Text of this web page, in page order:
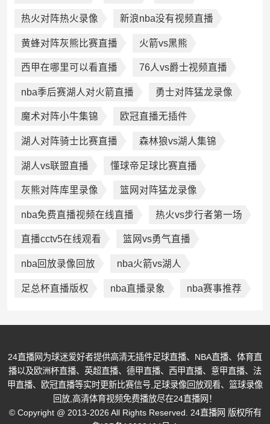
热火对阵热火录像 新浪nba没有视频直播
黄蜂对阵灰熊比赛直播 火箭vs黑熊
西甲在哪里可以看直播 76人vs爵士视频直播
nba季后赛湖人对火箭直播 勇士对阵猛龙录像
魔术对阵小牛集锦 欧冠直播无插件
湖人对阵骑士比赛直播 森林狼vs湖人集锦
湖人vs联盟直播 懂球帝足球比赛直播
灰熊对阵库里录像 篮网对阵猛龙录像
nba免费直播视频在线直播 热火vs步行者第一场
直播cctv5在线观看 篮网vs勇气直播
nba回放录像回放 nba火箭vs湖人
足总杯直播版权 nba直播录象 nba赛事推荐
24直播网为球迷爱好者提供高清无插件足球直播、NBA直播、体育直
播以及欧洲杯直播、英超直播、德甲直播、西甲直播、意甲直播、法
甲直播、欧冠直播等实时更新比赛信号,足球录像回放观看、篮球录像
回放,高清体育视频免费播放尽在24直播网！
© Copyright @ 2013-2026 All Rights Reserved. 24直播网 版权所有